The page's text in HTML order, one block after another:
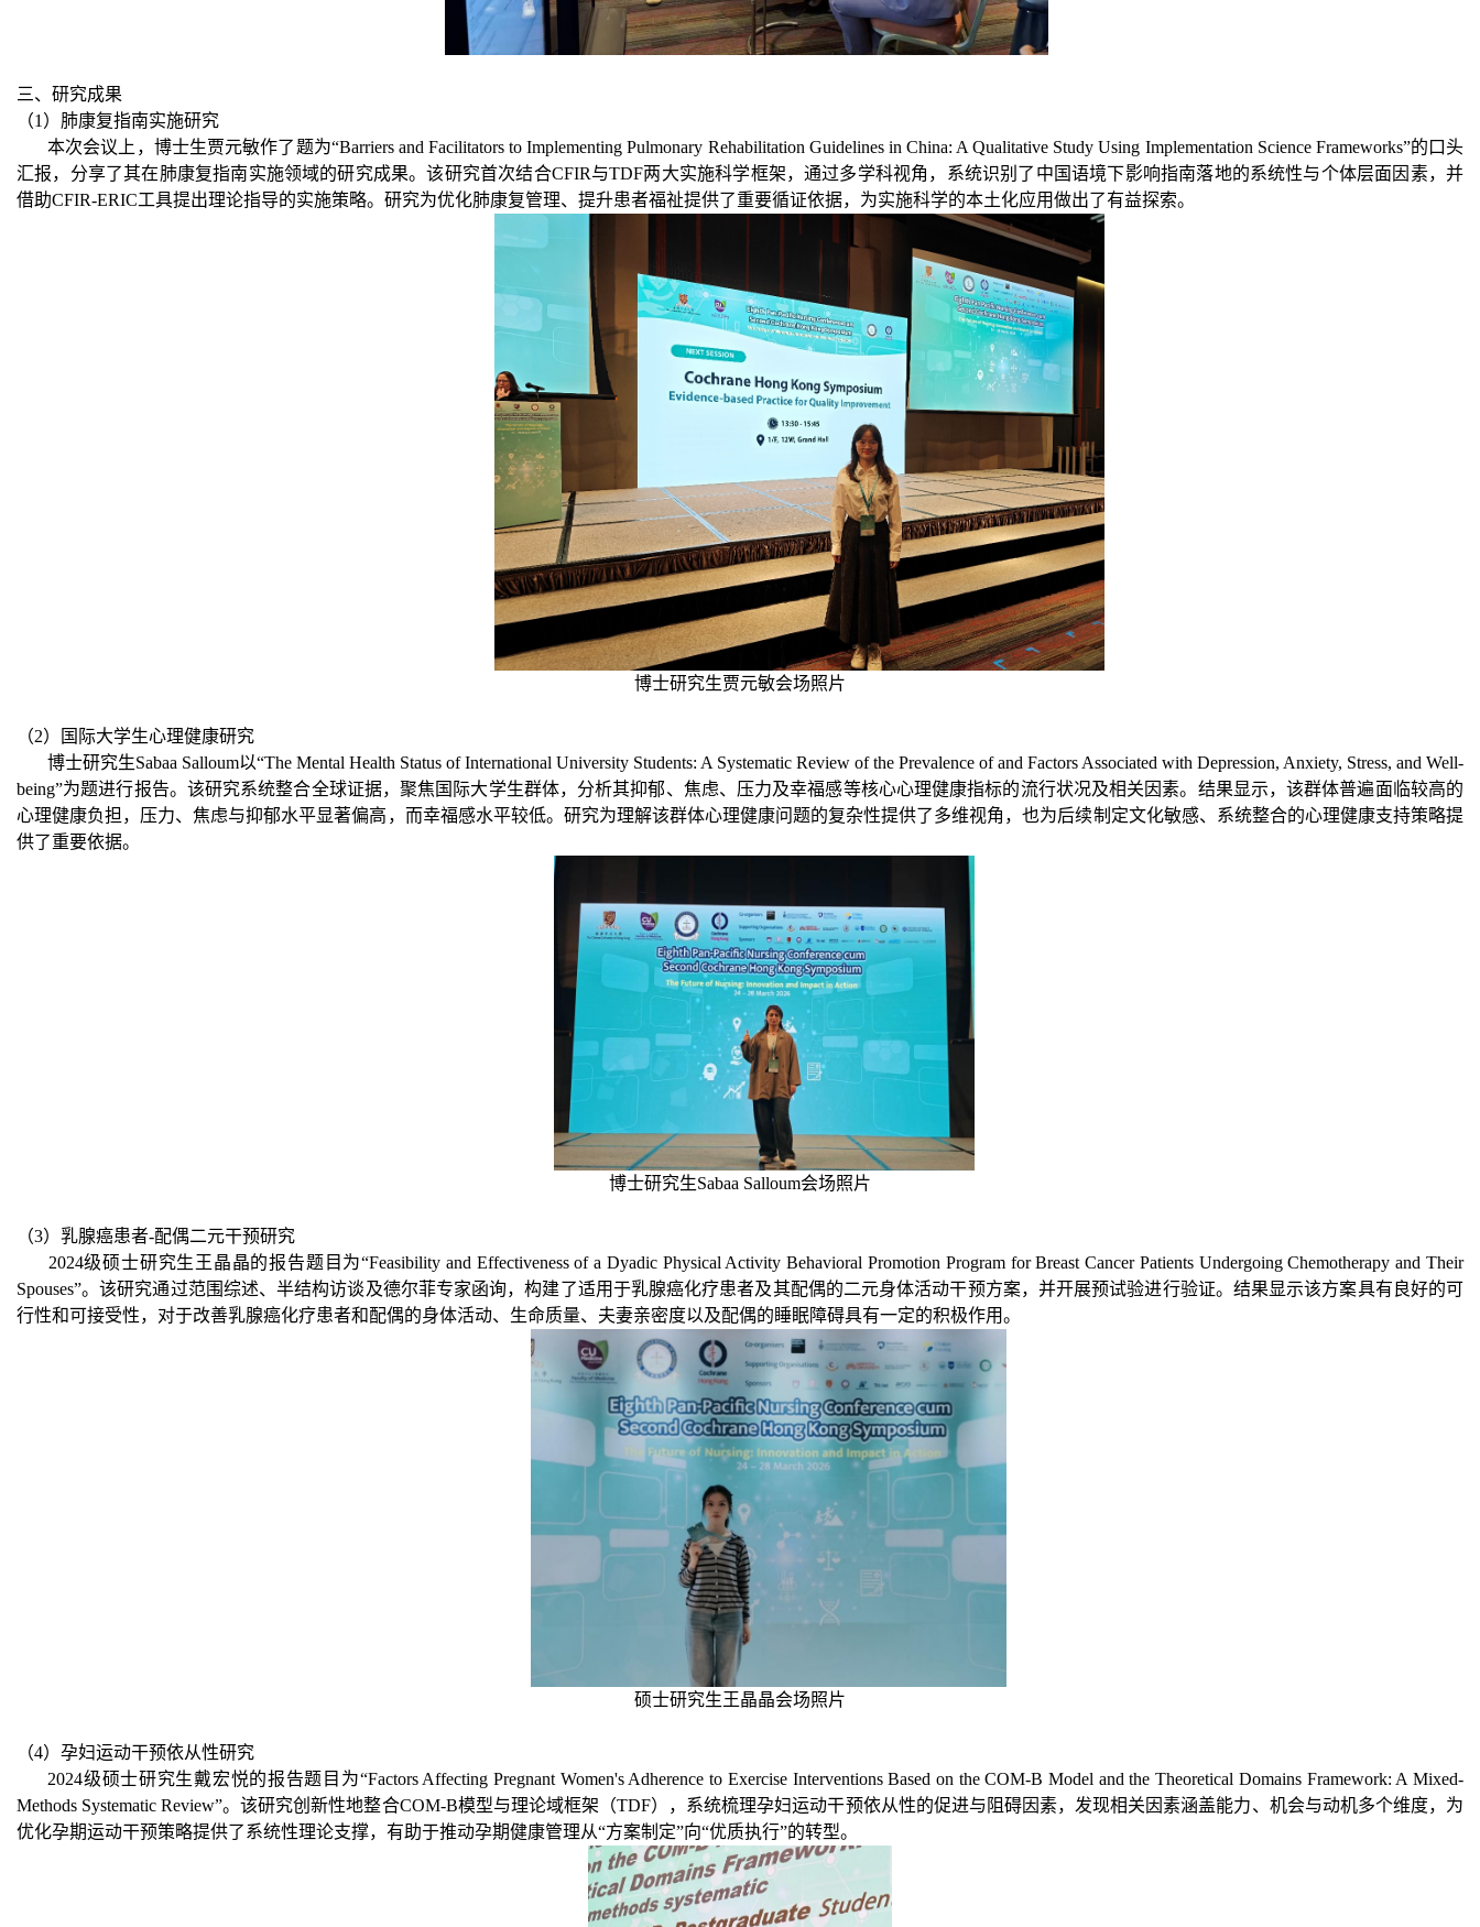
三、研究成果
（1）肺康复指南实施研究
本次会议上，博士生贾元敏作了题为“Barriers andFacilitators toImplementingPulmonary Rehabilitation Guidelines in China: A Qualitative StudyUsing Implementation Science Frameworks”的口头
汇报，分享了其在肺康复指南实施领域的研究成果。该研究首次结合CFIR与TDF两大实施科学框架，通过多学科视角，系统识别了中国语境下影响指南落地的系统性与个体层面因素，并
借助CFIR-ERIC工具提出理论指导的实施策略。研究为优化肺康复管理、提升患者福祉提供了重要循证依据， 为实施科学的本土化应用做出了有益探索。
博士研究生贾元敏会场照片
（2）国际大学生心理健康研究
博士研究生Sabaa Salloum以“The Mental Health Status of International University Students: A Systematic Review of the Prevalence of and Factors Associated with Depression, Anxiety, Stress, and Well-
being”为题进行报告。该研究系统整合全球证据，聚焦国际大学生群体，分析其抑郁、焦虑、压力及幸福感等核心心理健康指标的流行状况及相关因素。结果显示，该群体普遍面临较高的
心理健康负担，压力、焦虑与抑郁水平显著偏高，而幸福感水平较低。研究为理解该群体心理健康问题的复杂性提供了多维视角，也为后续制定文化敏感、系统整合的心理健康支持策略提
供了重要依据。
博士研究生Sabaa Salloum会场照片
（3）乳腺癌患者-配偶二元干预研究
2024级硕士研究生王晶晶的报告题目为“Feasibility and Effectiveness of a Dyadic Physical Activity Behavioral Promotion Program for Breast Cancer Patients Undergoing Chemotherapy and Their
Spouses”。该研究通过范围综述、半结构访谈及德尔菲专家函询，构建了适用于乳腺癌化疗患者及其配偶的二元身体活动干预方案，并开展预试验进行验证。 结果显示该方案具有良好的可
行性和可接受性，对于改善乳腺癌化疗患者和配偶的身体活动、生命质量、夫妻亲密度以及配偶的睡眠障碍具有一定的积极作用。
硕士研究生王晶晶会场照片
（4）孕妇运动干预依从性研究
2024级硕士研究生戴宏悦的报告题目为“Factors Affecting Pregnant Women's Adherence to Exercise Interventions Based on the COM-B Model and the Theoretical Domains Framework: A Mixed-
Methods Systematic Review”。该研究创新性地整合COM-B模型与理论域框架（TDF），系统梳理孕妇运动干预依从性的促进与阻碍因素，发现相关因素涵盖能力、机会与动机多个维度，为
优化孕期运动干预策略提供了系统性理论支撑，有助于推动孕期健康管理从“方案制定”向“优质执行”的转型。